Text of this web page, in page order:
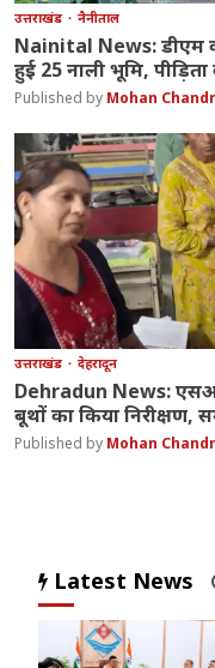
उत्तराखंड नैनीताल
Nainital News: डीएम
हुई 25 नाली भूमि, पीड़िता
Mohan
उत्तराखंड देहरादून
Dehradun News:
बूथों का किया निरीक्षण,
Mohan
Latest News